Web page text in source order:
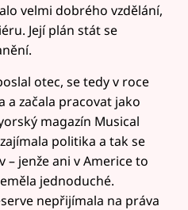
velmi dobrého vzdělání,
Její plán stát se
otec, se tedy v roce
a začala pracovat jako
magazín Musical
politika a tak se
jenže ani v Americe to
jednoduché.
nepřijímala na práva